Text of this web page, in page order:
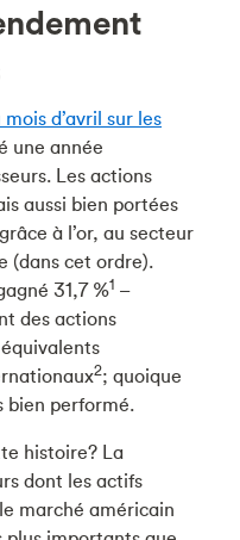
d’avril sur les
une année
Les actions
aussi bien portées
à l’or, au secteur
(dans cet ordre).
31,7 %1 –
des actions
2; quoique
bien performé.
histoire? La
dont les actifs
marché américain